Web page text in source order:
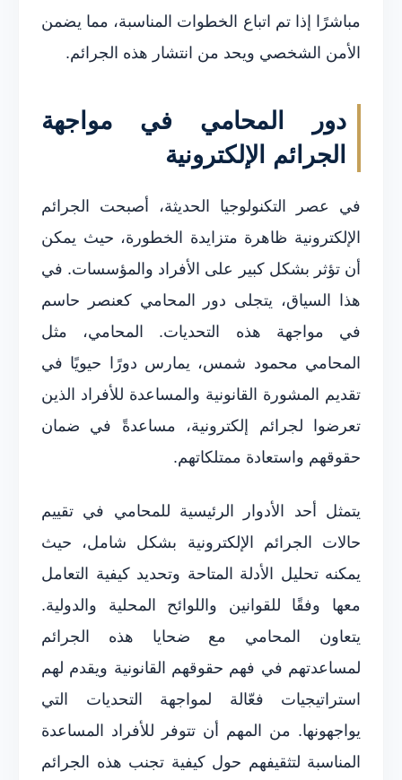
مباشرًا إذا تم اتباع الخطوات المناسبة، مما يضمن
الأمن الشخصي ويحد من انتشار هذه الجرائم.
دور المحامي في مواجهة
الجرائم الإلكترونية
في عصر التكنولوجيا الحديثة، أصبحت الجرائم
الإلكترونية ظاهرة متزايدة الخطورة، حيث يمكن
أن تؤثر بشكل كبير على الأفراد والمؤسسات. في
هذا السياق، يتجلى دور المحامي كعنصر حاسم
في مواجهة هذه التحديات. المحامي، مثل
المحامي محمود شمس، يمارس دورًا حيويًا في
تقديم المشورة القانونية والمساعدة للأفراد الذين
تعرضوا لجرائم إلكترونية، مساعدةً في ضمان
حقوقهم واستعادة ممتلكاتهم.
يتمثل أحد الأدوار الرئيسية للمحامي في تقييم
حالات الجرائم الإلكترونية بشكل شامل، حيث
يمكنه تحليل الأدلة المتاحة وتحديد كيفية التعامل
معها وفقًا للقوانين واللوائح المحلية والدولية.
يتعاون المحامي مع ضحايا هذه الجرائم
لمساعدتهم في فهم حقوقهم القانونية ويقدم لهم
استراتيجيات فعّالة لمواجهة التحديات التي
يواجهونها. من المهم أن تتوفر للأفراد المساعدة
المناسبة لتثقيفهم حول كيفية تجنب هذه الجرائم